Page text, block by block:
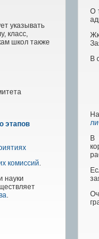
указывать
класс,
школ также
этапов
комиссий.
науки
.
О
В
В